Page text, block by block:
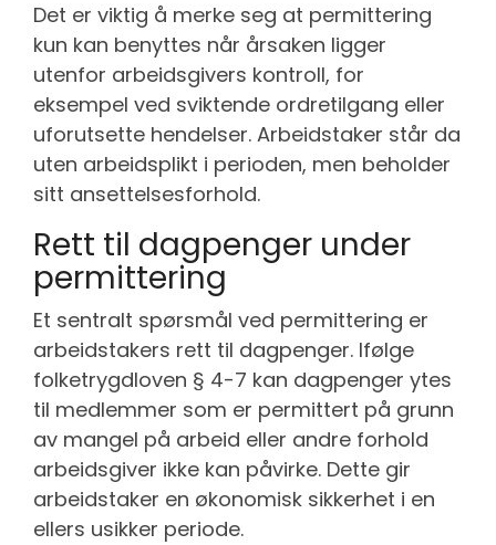
Det er viktig å merke seg at permittering
kun kan benyttes når årsaken ligger
utenfor arbeidsgivers kontroll, for
eksempel ved sviktende ordretilgang eller
uforutsette hendelser. Arbeidstaker står da
uten arbeidsplikt i perioden, men beholder
sitt ansettelsesforhold.
Rett til dagpenger under
permittering
Et sentralt spørsmål ved permittering er
arbeidstakers rett til dagpenger. Ifølge
folketrygdloven § 4-7 kan dagpenger ytes
til medlemmer som er permittert på grunn
av mangel på arbeid eller andre forhold
arbeidsgiver ikke kan påvirke. Dette gir
arbeidstaker en økonomisk sikkerhet i en
ellers usikker periode.